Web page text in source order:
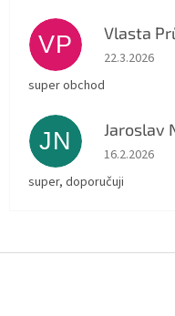
VP Vlasta
Hodnocení
22.3.2026
super obchod
JN Jaroslav
Hodnocení
16.2.2026
super, doporučuji